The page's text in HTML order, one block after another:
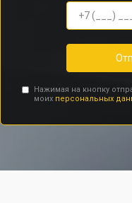
Нажимая на кнопку
моих персональных